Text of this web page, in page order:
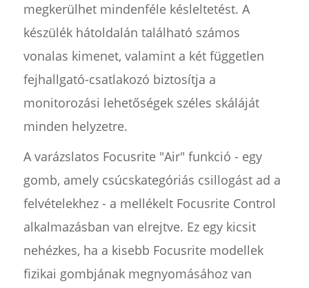
megkerülhet mindenféle késleltetést. A
készülék hátoldalán található számos
vonalas kimenet, valamint a két független
fejhallgató-csatlakozó biztosítja a
monitorozási lehetőségek széles skáláját
minden helyzetre.
A varázslatos Focusrite "Air" funkció - egy
gomb, amely csúcskategóriás csillogást ad a
felvételekhez - a mellékelt Focusrite Control
alkalmazásban van elrejtve. Ez egy kicsit
nehézkes, ha a kisebb Focusrite modellek
fizikai gombjának megnyomásához van